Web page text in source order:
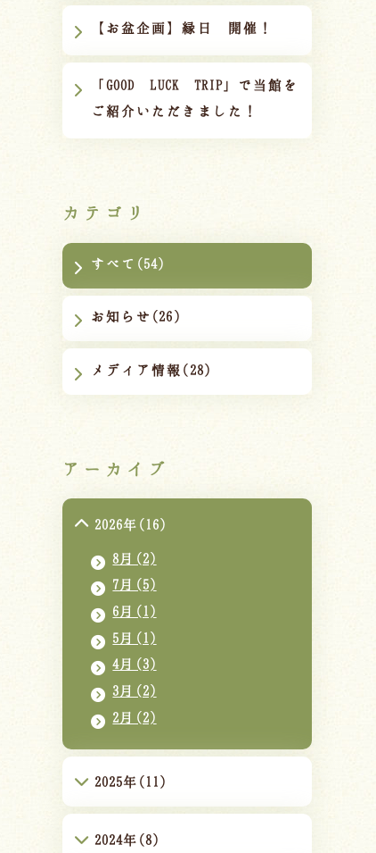
【お盆企画】縁日 開催！
「GOOD LUCK TRIP」で当館を
ご紹介いただきました！
カテゴリ
すべて(54)
お知らせ(26)
メディア情報(28)
アーカイブ
2026年(16)
8月(2)
7月(5)
6月(1)
5月(1)
4月(3)
3月(2)
2月(2)
2025年(11)
2024年(8)